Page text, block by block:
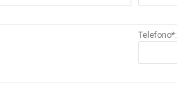
Telefono*: